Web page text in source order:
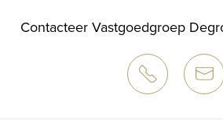
Contacteer Vastgoedgroep